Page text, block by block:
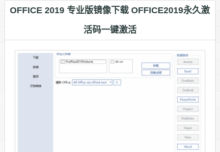
OFFICE 2019 专业版镜像下载 OFFICE2019永久激
活码一键激活